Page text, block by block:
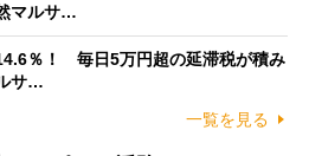
マルサ…
％！ 毎日5万円超の延滞税が積み
サ…
一覧を見る